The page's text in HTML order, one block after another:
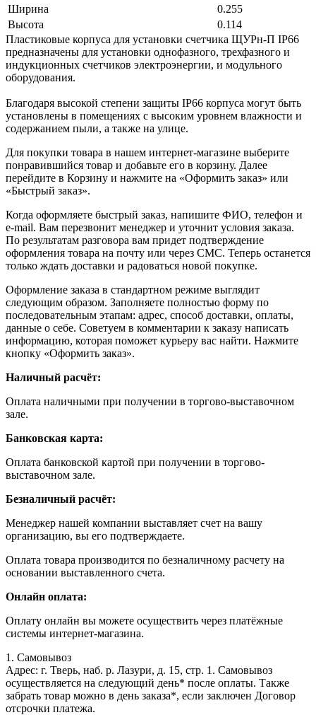
Ширина
0.255
Высота
0.114
Пластиковые корпуса для установки счетчика ЩУРн-П IP66
предназначены для установки однофазного, трехфазного и
индукционных счетчиков электроэнергии, и модульного
оборудования.
Благодаря высокой степени защиты IP66 корпуса могут быть
установлены в помещениях с высоким уровнем влажности и
содержанием пыли, а также на улице.
Для покупки товара в нашем интернет-магазине выберите
понравившийся товар и добавьте его в корзину. Далее
перейдите в Корзину и нажмите на «Оформить заказ» или
«Быстрый заказ».
Когда оформляете быстрый заказ, напишите ФИО, телефон и
e-mail. Вам перезвонит менеджер и уточнит условия заказа.
По результатам разговора вам придет подтверждение
оформления товара на почту или через СМС. Теперь останется
только ждать доставки и радоваться новой покупке.
Оформление заказа в стандартном режиме выглядит
следующим образом. Заполняете полностью форму по
последовательным этапам: адрес, способ доставки, оплаты,
данные о себе. Советуем в комментарии к заказу написать
информацию, которая поможет курьеру вас найти. Нажмите
кнопку «Оформить заказ».
Наличный расчёт:
Оплата наличными при получении в торгово-выставочном
зале.
Банковская карта:
Оплата банковской картой при получении в торгово-
выставочном зале.
Безналичный расчёт:
Менеджер нашей компании выставляет счет на вашу
организацию, вы его подтверждаете.
Оплата товара производится по безналичному расчету на
основании выставленного счета.
Онлайн оплата:
Оплату онлайн вы можете осуществить через платёжные
системы интернет-магазина.
1. Самовывоз
Адрес: г. Тверь, наб. р. Лазури, д. 15, стр. 1. Самовывоз
осуществляется на следующий день* после оплаты. Также
забрать товар можно в день заказа*, если заключен Договор
отсрочки платежа.